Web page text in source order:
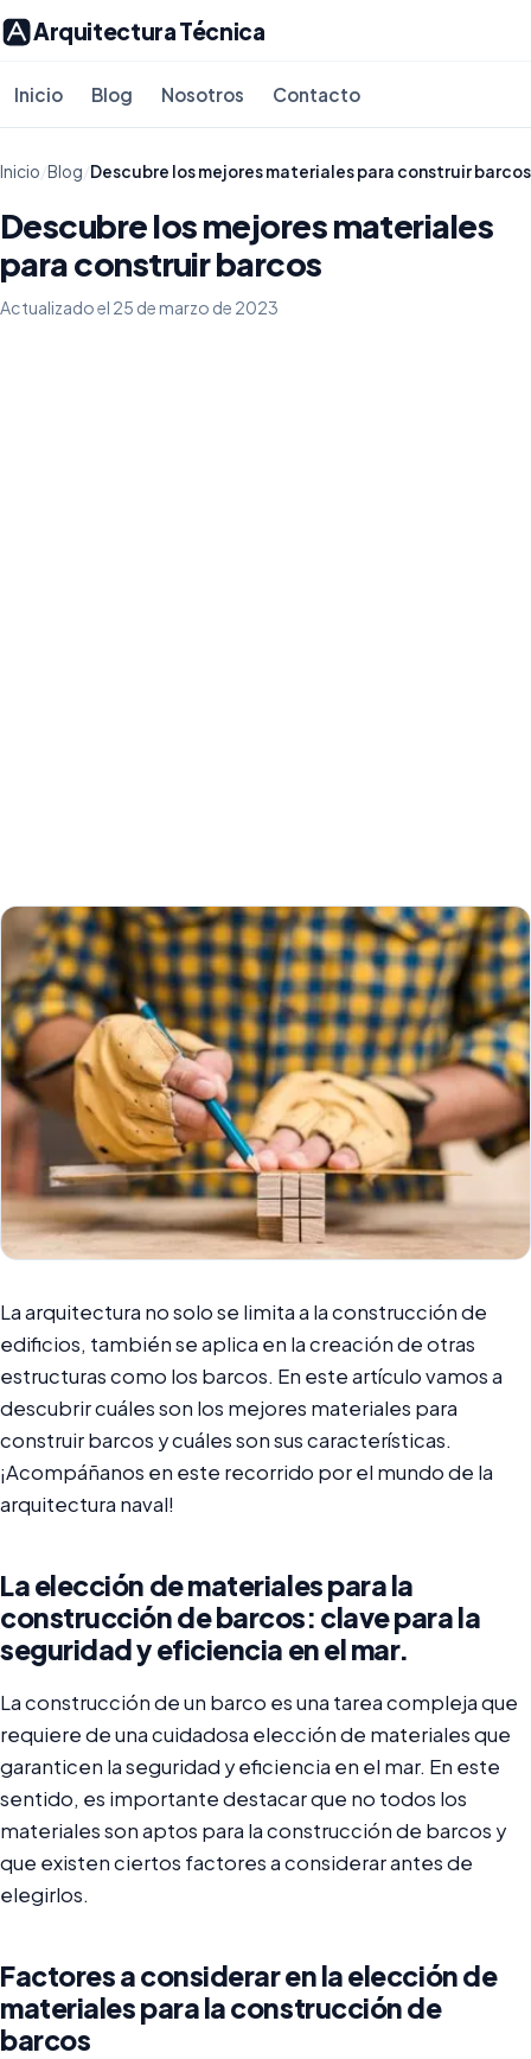
Arquitectura Técnica
Inicio Blog Nosotros Contacto
Inicio/Blog/Descubre los mejores materiales para construir barcos
Descubre los mejores materiales
para construir barcos
Actualizado el 25 de marzo de 2023
La arquitectura no solo se limita a la construcción de
edificios, también se aplica en la creación de otras
estructuras como los barcos. En este artículo vamos a
descubrir cuáles son los mejores materiales para
construir barcos y cuáles son sus características.
¡Acompáñanos en este recorrido por el mundo de la
arquitectura naval!
La elección de materiales para la
construcción de barcos: clave para la
seguridad y eficiencia en el mar.
La construcción de un barco es una tarea compleja que
requiere de una cuidadosa elección de materiales que
garanticen la seguridad y eficiencia en el mar. En este
sentido, es importante destacar que no todos los
materiales son aptos para la construcción de barcos y
que existen ciertos factores a considerar antes de
elegirlos.
Factores a considerar en la elección de
materiales para la construcción de
barcos